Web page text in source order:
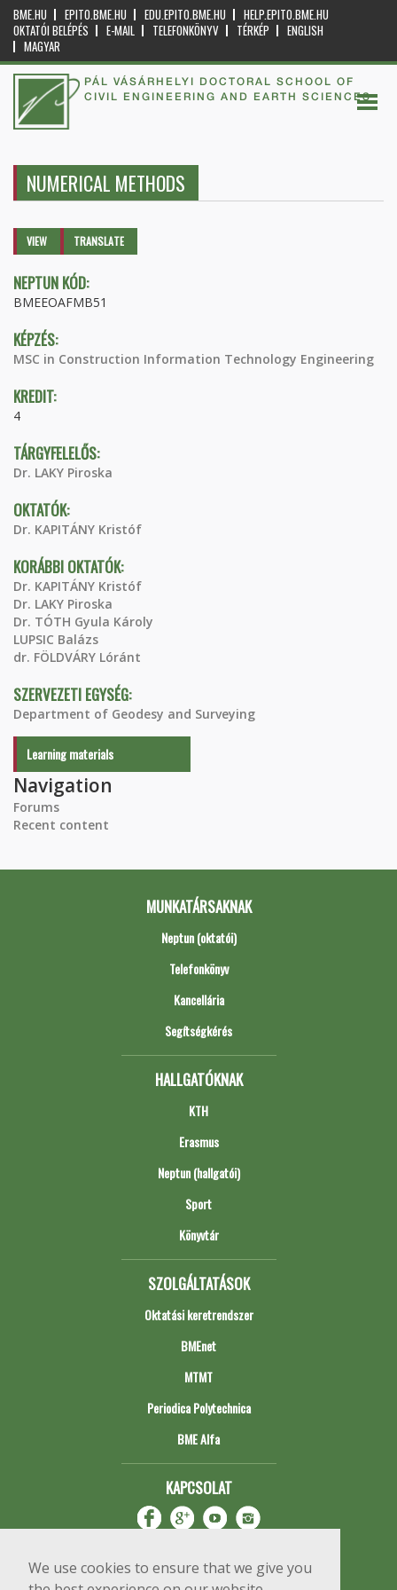
We use cookies to ensure that we give you
BME.HU EPITO.BME.HU EDU.EPITO.BME.HU
HELP.EPITO.BME.HU
OKTATÓI BELÉPÉS
E-MAIL TELEFONKÖNYV TÉRKÉP
ENGLISH
MAGYAR
PÁL VÁSÁRHELYI DOCTORAL SCHOOL OF
CIVIL ENGINEERING AND EARTH SCIENCES
NUMERICAL METHODS
Primary tabs
VIEW (ACTIVETRANSLATE
NEPTUN KÓD:
BMEEOAFMB51
KÉPZÉS:
MSC in Construction Information Technology Engineering
KREDIT:
4
TÁRGYFELELŐS:
Dr. LAKY Piroska
OKTATÓK:
Dr. KAPITÁNY Kristóf
KORÁBBI OKTATÓK:
Dr. KAPITÁNY Kristóf
Dr. LAKY Piroska
Dr. TÓTH Gyula Károly
LUPSIC Balázs
dr. FÖLDVÁRY Lóránt
SZERVEZETI EGYSÉG:
Department of Geodesy and Surveying
Learning materials
Navigation
Forums
Recent content
MUNKATÁRSAKNAK
Neptun (oktatói)
Telefonkönyv
Kancellária
Segítségkérés
HALLGATÓKNAK
KTH
Erasmus
Neptun (hallgatói)
Sport
Könyvtár
SZOLGÁLTATÁSOK
Oktatási keretrendszer
BMEnet
MTMT
Periodica Polytechnica
BME Alfa
KAPCSOLAT